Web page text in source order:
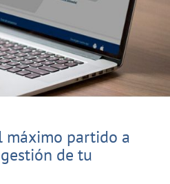
máximo partido a
de tu